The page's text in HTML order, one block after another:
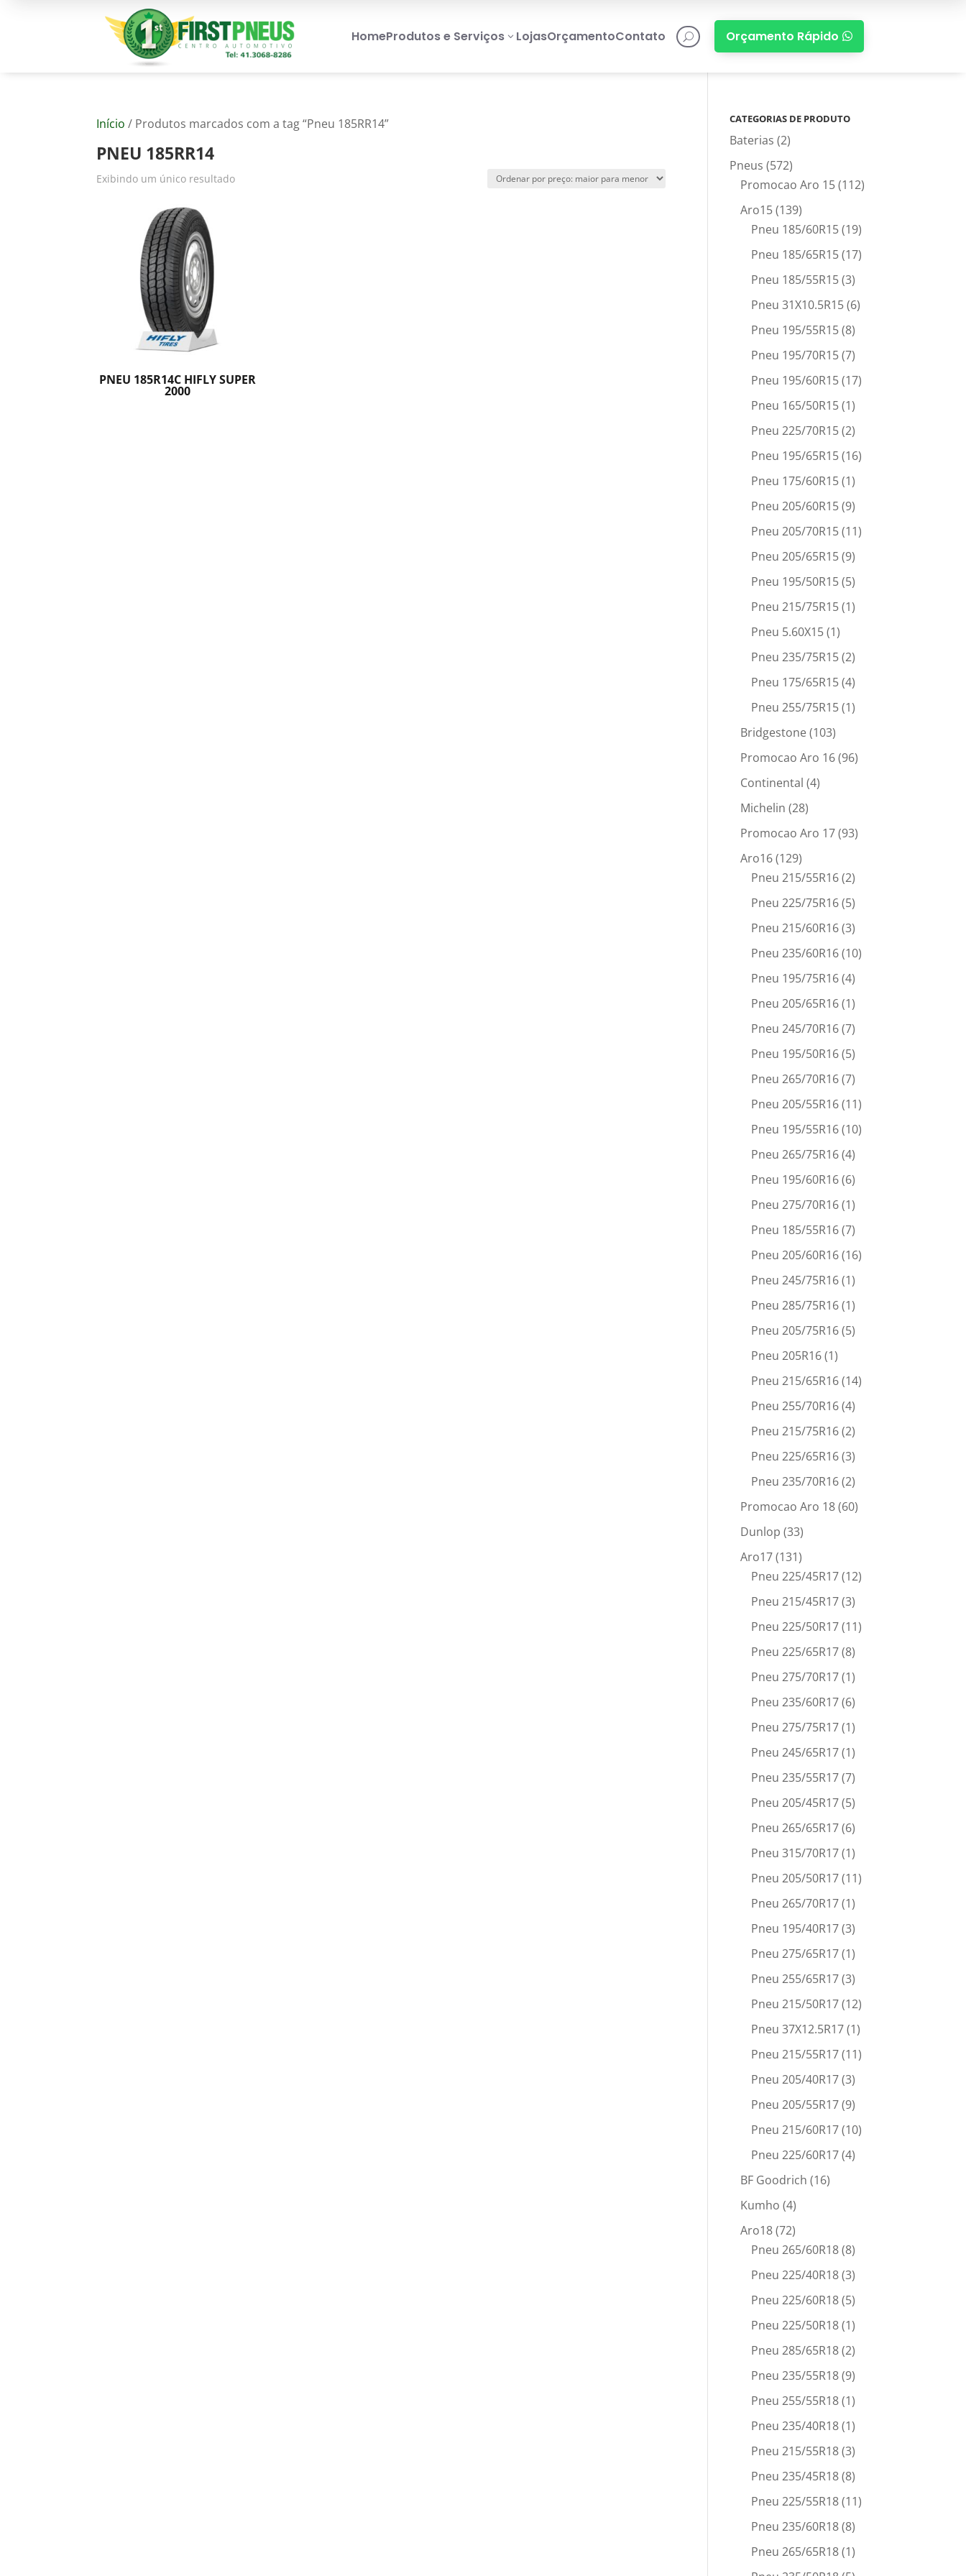
HomeProdutos e Serviços3 LojasOrçamentoContato U Orçamento Rápido 
Início / Produtos marcados com a tag “Pneu 185RR14”
PNEU 185RR14
Exibindo um único resultado
PNEU 185R14C HIFLY SUPER
2000
CATEGORIAS DE PRODUTO
Baterias (2)
Pneus (572)
Promocao Aro 15(112)
Aro15(139)
Pneu 185/60R15(19)
Pneu 185/65R15(17)
Pneu 185/55R15(3)
Pneu 31X10.5R15(6)
Pneu 195/55R15(8)
Pneu 195/70R15(7)
Pneu 195/60R15(17)
Pneu 165/50R15(1)
Pneu 225/70R15(2)
Pneu 195/65R15(16)
Pneu 175/60R15(1)
Pneu 205/60R15(9)
Pneu 205/70R15(11)
Pneu 205/65R15(9)
Pneu 195/50R15(5)
Pneu 215/75R15(1)
Pneu 5.60X15(1)
Pneu 235/75R15(2)
Pneu 175/65R15(4)
Pneu 255/75R15(1)
Bridgestone(103)
Promocao Aro 16(96)
Continental (4)
Michelin (28)
Promocao Aro 17(93)
Aro16(129)
Pneu 215/55R16(2)
Pneu 225/75R16(5)
Pneu 215/60R16(3)
Pneu 235/60R16(10)
Pneu 195/75R16(4)
Pneu 205/65R16(1)
Pneu 245/70R16(7)
Pneu 195/50R16(5)
Pneu 265/70R16(7)
Pneu 205/55R16(11)
Pneu 195/55R16(10)
Pneu 265/75R16(4)
Pneu 195/60R16(6)
Pneu 275/70R16(1)
Pneu 185/55R16(7)
Pneu 205/60R16(16)
Pneu 245/75R16(1)
Pneu 285/75R16(1)
Pneu 205/75R16(5)
Pneu 205R16(1)
Pneu 215/65R16(14)
Pneu 255/70R16(4)
Pneu 215/75R16(2)
Pneu 225/65R16(3)
Pneu 235/70R16(2)
Promocao Aro 18(60)
Dunlop (33)
Aro17(131)
Pneu 225/45R17(12)
Pneu 215/45R17(3)
Pneu 225/50R17(11)
Pneu 225/65R17(8)
Pneu 275/70R17(1)
Pneu 235/60R17(6)
Pneu 275/75R17(1)
Pneu 245/65R17(1)
Pneu 235/55R17(7)
Pneu 205/45R17(5)
Pneu 265/65R17(6)
Pneu 315/70R17(1)
Pneu 205/50R17(11)
Pneu 265/70R17(1)
Pneu 195/40R17(3)
Pneu 275/65R17(1)
Pneu 255/65R17(3)
Pneu 215/50R17(12)
Pneu 37X12.5R17(1)
Pneu 215/55R17(11)
Pneu 205/40R17(3)
Pneu 205/55R17(9)
Pneu 215/60R17(10)
Pneu 225/60R17(4)
BF Goodrich (16)
Kumho (4)
Aro18(72)
Pneu 265/60R18(8)
Pneu 225/40R18(3)
Pneu 225/60R18(5)
Pneu 225/50R18(1)
Pneu 285/65R18(2)
Pneu 235/55R18(9)
Pneu 255/55R18(1)
Pneu 235/40R18(1)
Pneu 215/55R18(3)
Pneu 235/45R18(8)
Pneu 225/55R18(11)
Pneu 235/60R18(8)
Pneu 265/65R18(1)